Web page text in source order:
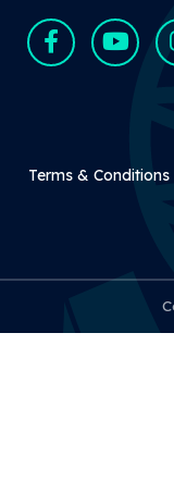
Rodapé
Terms & Conditions